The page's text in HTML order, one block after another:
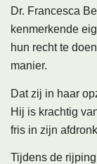
Dr. Francesca
kenmerkende
hun recht te
manier.
Dat zij in haar
Hij is krachtig
fris in zijn
Tijdens de